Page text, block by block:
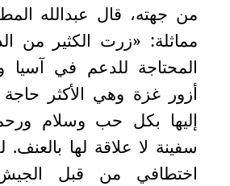
من جهته، قال عبدالله
مماثلة: «زرت الكثير من
المحتاجة للدعم في آسيا
أزور غزة وهي الأكثر حاجة
إليها بكل حب وسلام
سفينة لا علاقة لها
اختطافي من قبل الجيش